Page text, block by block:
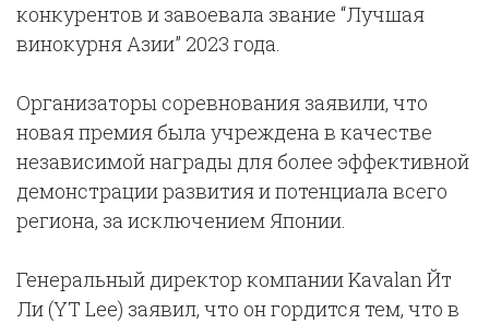
конкурентов и завоевала звание “Лучшая
винокурня Азии” 2023 года.
Организаторы соревнования заявили, что
новая премия была учреждена в качестве
независимой награды для более эффективной
демонстрации развития и потенциала всего
региона, за исключением Японии.
Генеральный директор компании Kavalan Йт
Ли (YT Lee) заявил, что он гордится тем, что в